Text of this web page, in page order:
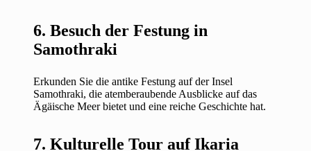
6. Besuch der Festung in
Samothraki
Erkunden Sie die antike Festung auf der Insel
Samothraki, die atemberaubende Ausblicke auf das
Ägäische Meer bietet und eine reiche Geschichte hat.
7. Kulturelle Tour auf Ikaria